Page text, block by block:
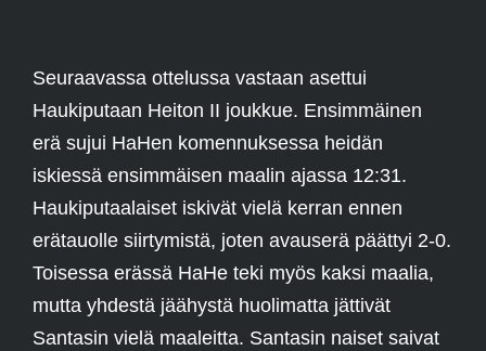
Seuraavassa ottelussa vastaan asettui
Haukiputaan Heiton II joukkue. Ensimmäinen
erä sujui HaHen komennuksessa heidän
iskiessä ensimmäisen maalin ajassa 12:31.
Haukiputaalaiset iskivät vielä kerran ennen
erätauolle siirtymistä, joten avauserä päättyi 2-0.
Toisessa erässä HaHe teki myös kaksi maalia,
mutta yhdestä jäähystä huolimatta jättivät
Santasin vielä maaleitta. Santasin naiset saivat